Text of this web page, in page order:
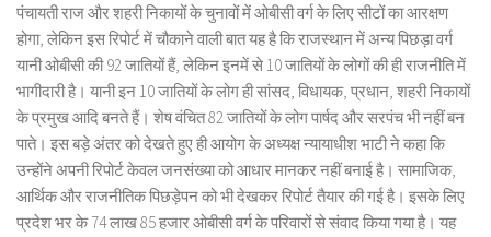
पंचायती राज और शहरी निकायों के चुनावों में ओबीसी वर्ग के लिए सीटों का आरक्षण
होगा, लेकिन इस रिपोर्ट में चौकाने वाली बात यह है कि राजस्थान में अन्य पिछड़ा वर्ग
यानी ओबीसी की 92 जातियों हैं, लेकिन इनमें से 10 जातियों के लोगों की ही राजनीति में
भागीदारी है। यानी इन 10 जातियों के लोग ही सांसद, विधायक, प्रधान, शहरी निकायों
के प्रमुख आदि बनते हैं। शेष वंचित 82 जातियों के लोग पार्षद और सरपंच भी नहीं बन
पाते। इस बड़े अंतर को देखते हुए ही आयोग के अध्यक्ष न्यायाधीश भाटी ने कहा कि
उन्होंने अपनी रिपोर्ट केवल जनसंख्या को आधार मानकर नहीं बनाई है। सामाजिक,
आर्थिक और राजनीतिक पिछड़ेपन को भी देखकर रिपोर्ट तैयार की गई है। इसके लिए
प्रदेश भर के 74 लाख 85 हजार ओबीसी वर्ग के परिवारों से संवाद किया गया है। यह